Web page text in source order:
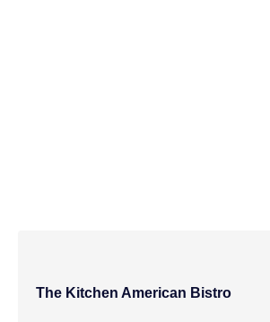
The Kitchen American Bistro